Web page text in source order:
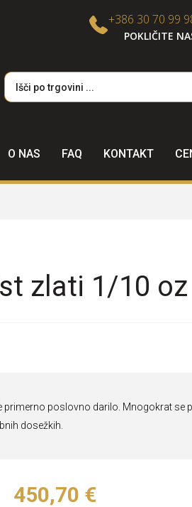
+386 30 70 99
POKLIČITE
O NAS FAQ KONTAKT
zlati 1/10 oz
primerno poslovno darilo. Mnogokrat se
dosežkih.
450,70 €